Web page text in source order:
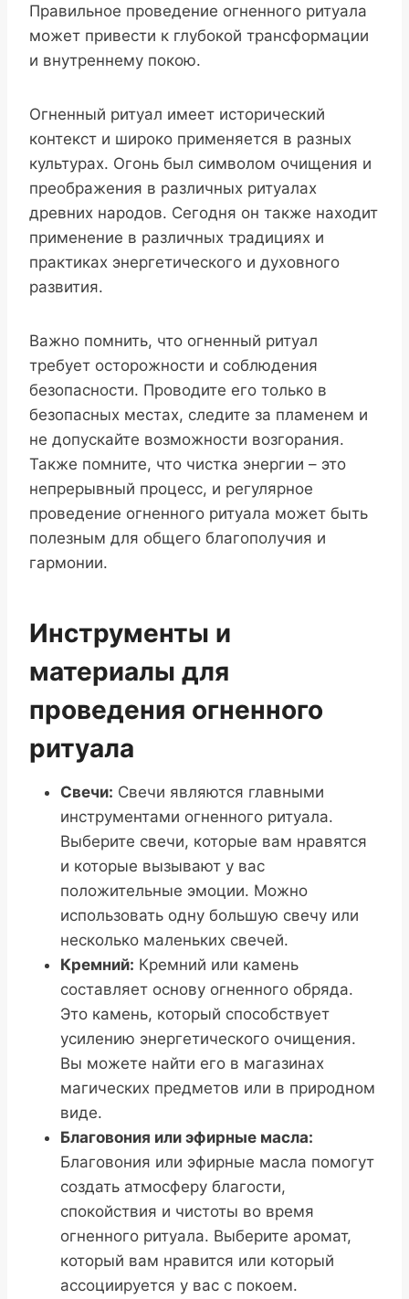
Правильное проведение огненного ритуала
может привести к глубокой трансформации
и внутреннему покою.
Огненный ритуал имеет исторический
контекст и широко применяется в разных
культурах. Огонь был символом очищения и
преображения в различных ритуалах
древних народов. Сегодня он также находит
применение в различных традициях и
практиках энергетического и духовного
развития.
Важно помнить, что огненный ритуал
требует осторожности и соблюдения
безопасности. Проводите его только в
безопасных местах, следите за пламенем и
не допускайте возможности возгорания.
Также помните, что чистка энергии – это
непрерывный процесс, и регулярное
проведение огненного ритуала может быть
полезным для общего благополучия и
гармонии.
Инструменты и
материалы для
проведения огненного
ритуала
Свечи: Свечи являются главными
инструментами огненного ритуала.
Выберите свечи, которые вам нравятся
и которые вызывают у вас
положительные эмоции. Можно
использовать одну большую свечу или
несколько маленьких свечей.
Кремний: Кремний или камень
составляет основу огненного обряда.
Это камень, который способствует
усилению энергетического очищения.
Вы можете найти его в магазинах
магических предметов или в природном
виде.
Благовония или эфирные масла:
Благовония или эфирные масла помогут
создать атмосферу благости,
спокойствия и чистоты во время
огненного ритуала. Выберите аромат,
который вам нравится или который
ассоциируется у вас с покоем.